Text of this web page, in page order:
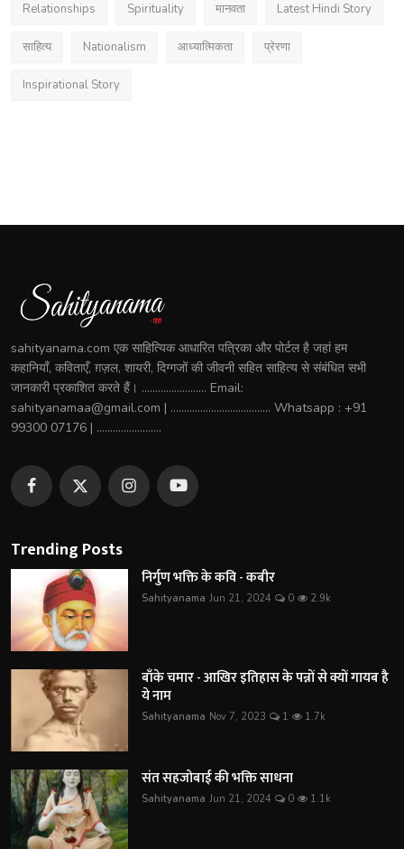
Relationships Spirituality मानवता Latest Hindi Story
साहित्य Nationalism आध्यात्मिकता प्रेरणा
Inspirational Story
sahityanama.com एक साहित्यिक आधारित पत्रिका और पोर्टल है जहां हम
कहानियाँ, कविताएँ, ग़ज़ल, शायरी, दिग्गजों की जीवनी सहित साहित्य से संबंधित सभी
जानकारी प्रकाशित करते हैं। ........................ Email:
sahityanamaa@gmail.com | ..................................... Whatsapp : +91
99300 07176 | ........................
Trending Posts
निर्गुण भक्ति के कवि - कबीर
Sahityanama Jun 21, 2024 0 2.9k
बाँके चमार - आखिर इतिहास के पन्नों से क्यों गायब है
ये नाम
Sahityanama Nov 7, 2023 1 1.7k
संत सहजोबाई की भक्ति साधना
Sahityanama Jun 21, 2024 0 1.1k